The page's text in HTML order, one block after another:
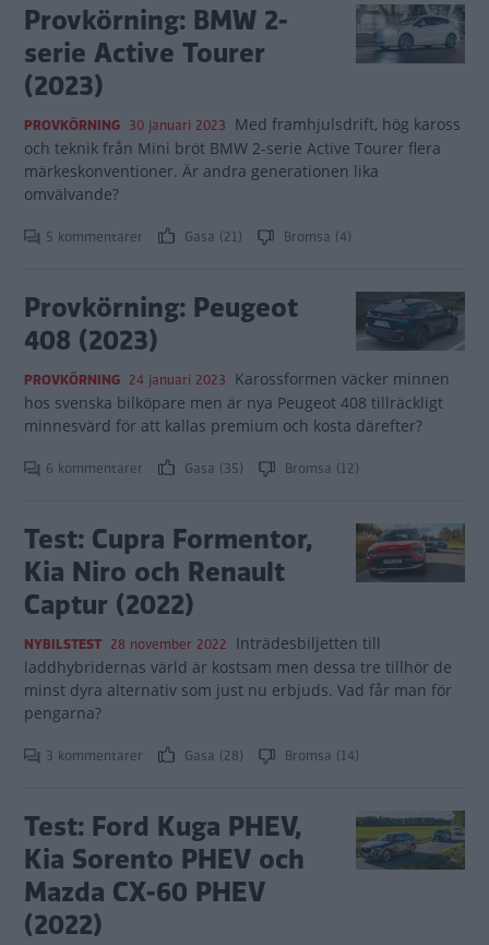
Provkörning: BMW 2-
serie Active Tourer
(2023)
PROVKÖRNING 30 januari 2023 Med framhjulsdrift, hög kaross
och teknik från Mini bröt BMW 2-serie Active Tourer flera
märkeskonventioner. Är andra generationen lika
omvälvande?
5 kommentarer Gasa (21) Bromsa (4)
Provkörning: Peugeot
408 (2023)
PROVKÖRNING 24 januari 2023 Karossformen väcker minnen
hos svenska bilköpare men är nya Peugeot 408 tillräckligt
minnesvärd för att kallas premium och kosta därefter?
6 kommentarer Gasa (35) Bromsa (12)
Test: Cupra Formentor,
Kia Niro och Renault
Captur (2022)
NYBILSTEST 28 november 2022 Inträdesbiljetten till
laddhybridernas värld är kostsam men dessa tre tillhör de
minst dyra alternativ som just nu erbjuds. Vad får man för
pengarna?
3 kommentarer Gasa (28) Bromsa (14)
Test: Ford Kuga PHEV,
Kia Sorento PHEV och
Mazda CX-60 PHEV
(2022)